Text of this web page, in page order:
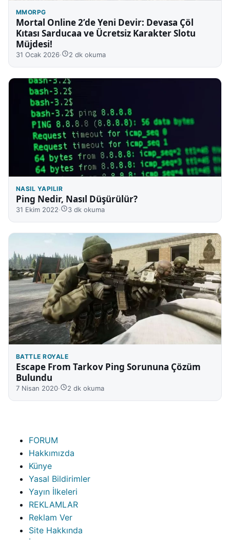
MMORPG
Mortal Online 2’de Yeni Devir: Devasa Çöl
Kıtası Sarducaa ve Ücretsiz Karakter Slotu
Müjdesi!
31 Ocak 2026· 2 dk okuma
NASIL YAPILIR
Ping Nedir, Nasıl Düşürülür?
31 Ekim 2022· 3 dk okuma
BATTLE ROYALE
Escape From Tarkov Ping Sorununa Çözüm
Bulundu
7 Nisan 2020· 2 dk okuma
FORUM
Hakkımızda
Künye
Yasal Bildirimler
Yayın İlkeleri
REKLAMLAR
Reklam Ver
Site Hakkında